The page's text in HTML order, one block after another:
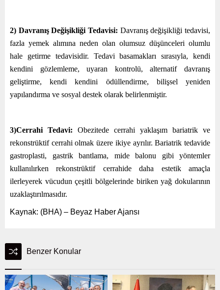
2) Davranış Değişikliği Tedavisi: Davranış değişikliği tedavisi,
fazla yemek alımına neden olan olumsuz düşünceleri olumlu
hale getirme tedavisidir. Tedavi basamakları sırasıyla, kendi
kendini gözlemleme, uyaran kontrolü, alternatif davranış
geliştirme, kendi kendini ödüllendirme, bilişsel yeniden
yapılandırma ve sosyal destek olarak belirlenmiştir.
3)Cerrahi Tedavi: Obezitede cerrahi yaklaşım bariatrik ve
rekonstrüktif cerrahi olmak üzere ikiye ayrılır. Bariatrik tedavide
gastroplasti, gastrik bantlama, mide balonu gibi yöntemler
kullanılırken rekonstrüktif cerrahide daha estetik amaçla
ilerleyerek vücudun çeşitli bölgelerinde biriken yağ dokularının
uzaklaştırılmasıdır.
Kaynak: (BHA) – Beyaz Haber Ajansı
Benzer Konular